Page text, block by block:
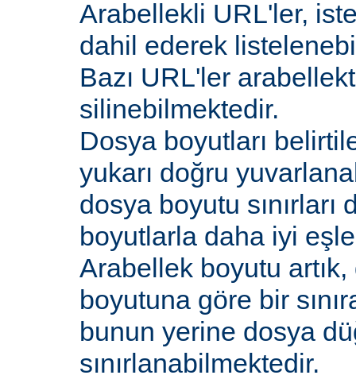
Arabellekli URL'ler,
dahil ederek
Bazı URL'ler
silinebilmektedir.
Dosya boyutları
yukarı doğru
dosya boyutu sınırları
boyutlarla daha iyi
Arabellek boyutu
boyutuna göre bir
bunun yerine dosya
sınırlanabilmektedir.